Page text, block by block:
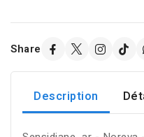
Share
Description